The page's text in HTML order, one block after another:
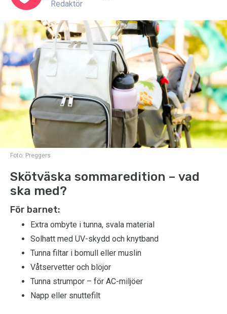
Redaktör
Foto: Preggers
Skötväska sommaredition – vad
ska med?
För barnet:
Extra ombyte i tunna, svala material
Solhatt med UV-skydd och knytband
Tunna filtar i bomull eller muslin
Våtservetter och blöjor
Tunna strumpor – för AC-miljöer
Napp eller snuttefilt